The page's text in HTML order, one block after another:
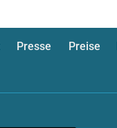
Presse Preise